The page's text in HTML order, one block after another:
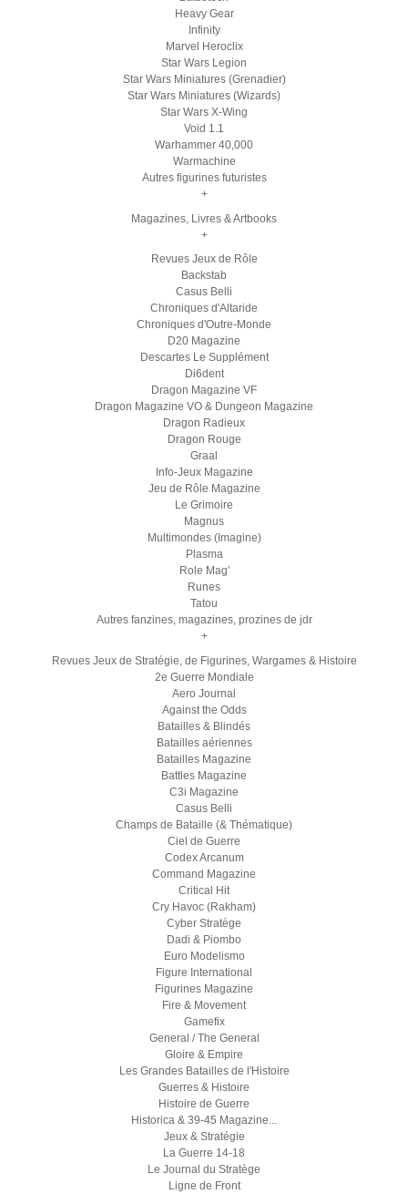
Heavy Gear
Infinity
Marvel Heroclix
Star Wars Legion
Star Wars Miniatures (Grenadier)
Star Wars Miniatures (Wizards)
Star Wars X-Wing
Void 1.1
Warhammer 40,000
Warmachine
Autres figurines futuristes
+
Magazines, Livres & Artbooks
+
Revues Jeux de Rôle
Backstab
Casus Belli
Chroniques d'Altaride
Chroniques d'Outre-Monde
D20 Magazine
Descartes Le Supplément
Di6dent
Dragon Magazine VF
Dragon Magazine VO & Dungeon Magazine
Dragon Radieux
Dragon Rouge
Graal
Info-Jeux Magazine
Jeu de Rôle Magazine
Le Grimoire
Magnus
Multimondes (Imagine)
Plasma
Role Mag'
Runes
Tatou
Autres fanzines, magazines, prozines de jdr
+
Revues Jeux de Stratégie, de Figurines, Wargames & Histoire
2e Guerre Mondiale
Aero Journal
Against the Odds
Batailles & Blindés
Batailles aériennes
Batailles Magazine
Battles Magazine
C3i Magazine
Casus Belli
Champs de Bataille (& Thématique)
Ciel de Guerre
Codex Arcanum
Command Magazine
Critical Hit
Cry Havoc (Rakham)
Cyber Stratège
Dadi & Piombo
Euro Modelismo
Figure International
Figurines Magazine
Fire & Movement
Gamefix
General / The General
Gloire & Empire
Les Grandes Batailles de l'Histoire
Guerres & Histoire
Histoire de Guerre
Historica & 39-45 Magazine...
Jeux & Stratégie
La Guerre 14-18
Le Journal du Stratège
Ligne de Front